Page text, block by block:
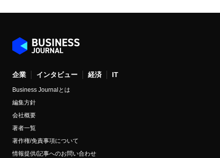
企業 インタビュー 経済 IT
Business Journalとは
編集方針
会社概要
著者一覧
著作権/免責事項について
情報提供/記事へのお問い合わせ